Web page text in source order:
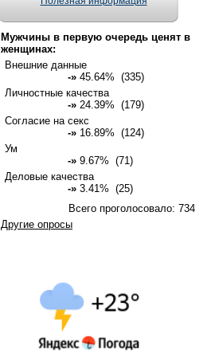
Мужчины в первую очередь ценят в
женщинах:
Внешние данные
-» 45.64% (335)
Личностные качества
-» 24.39% (179)
Согласие на секс
-» 16.89% (124)
Ум
-» 9.67% (71)
Деловые качества
-» 3.41% (25)
Всего проголосовало: 734
Другие опросы